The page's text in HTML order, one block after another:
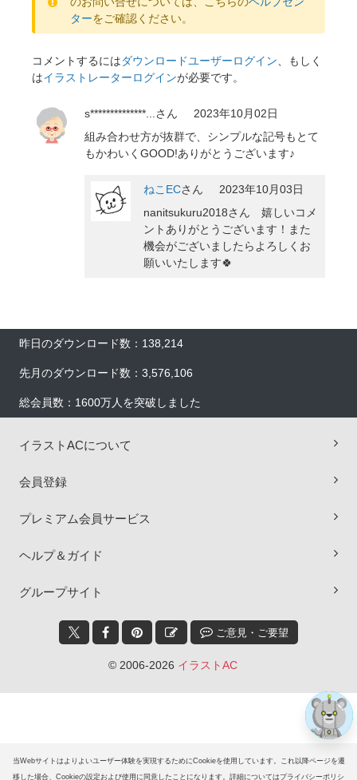
当Webサイトはよりよいユーザー体験を実現するためにCookieを使用しています。これ以降ページを遷
移した場合、Cookieの設定および使用に同意したことになります。詳細についてはプライバシーポリシ
ターをご確認ください。
コメントするにはダウンロードユーザーログイン、もしく
はイラストレーターログインが必要です。
s**************...さん
2023年10月02日
組み合わせ方が抜群で、シンプルな記号もとて
もかわいくGOOD!ありがとうございます♪
ねこECさん
2023年10月03日
nanitsukuru2018さん 嬉しいコメ
ントありがとうございます！また
機会がございましたらよろしくお
願いいたします🍀
昨日のダウンロード数：138,214
先月のダウンロード数：3,576,106
総会員数：1600万人を突破しました
イラストACについて
会員登録
プレミアム会員サービス
ヘルプ＆ガイド
グループサイト
ご意見・ご要望
© 2006-2026 イラストAC